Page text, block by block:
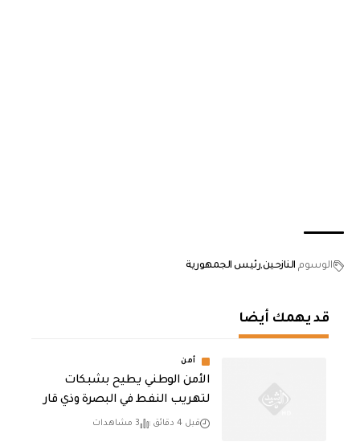
الوسوم النازحينرئيس الجمهورية
قد يهمك أيضا
أمن
الأمن الوطني يطيح بشبكات
لتهريب النفط في البصرة وذي قار
قبل 4 دقائق 3 مشاهدات